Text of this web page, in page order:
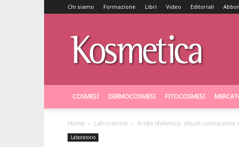
Chi siamo Formazione Libri Video Editoriali
COSMESI DERMOCOSMESI FITOCOSMESI
Home Laboratorio Acido shikimico: attuali conoscenze
Laboratorio